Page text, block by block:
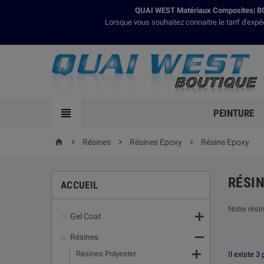
QUAI WEST Matériaux Composites|
Lorsque vous souhaitez connaitre le tarif
 PEINTURE
home  Résines  Résines Epoxy  Résine Epoxy
ACCUEIL
Gel Coat 
Résines 
Résines Polyester 
Notre
Il existe 3